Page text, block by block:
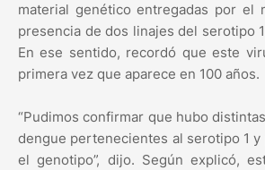
material genético entregadas por el
presencia de dos linajes del serotipo
En ese sentido, recordó que este
primera vez que aparece en 100 años.
“Pudimos confirmar que hubo
dengue pertenecientes al serotipo 1
el genotipo”, dijo. Según explicó,